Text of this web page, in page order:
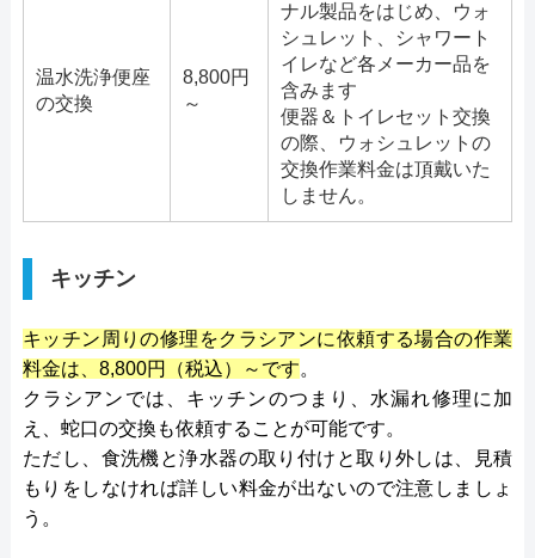
温水洗浄便座
の交換
8,800円
～
ナル製品をはじめ、ウォ
シュレット、シャワート
イレなど各メーカー品を
含みます
便器＆トイレセット交換
の際、ウォシュレットの
交換作業料金は頂戴いた
しません。
キッチン
キッチン周りの修理をクラシアンに依頼する場合の作業
料金は、8,800円（税込）～です。
クラシアンでは、キッチンのつまり、水漏れ修理に加
え、蛇口の交換も依頼することが可能です。
ただし、食洗機と浄水器の取り付けと取り外しは、見積
もりをしなければ詳しい料金が出ないので注意しましょ
う。